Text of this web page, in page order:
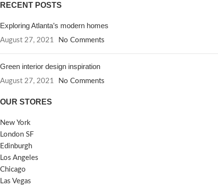
RECENT POSTS
Exploring Atlanta’s modern homes
August 27, 2021 No Comments
Green interior design inspiration
August 27, 2021 No Comments
OUR STORES
New York
London SF
Edinburgh
Los Angeles
Chicago
Las Vegas